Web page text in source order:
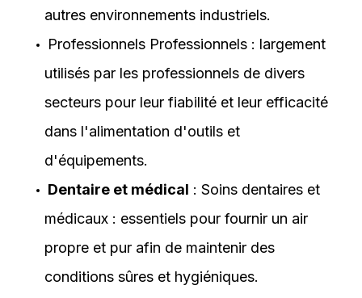
autres environnements industriels.
Professionnels Professionnels : largement
utilisés par les professionnels de divers
secteurs pour leur fiabilité et leur efficacité
dans l'alimentation d'outils et
d'équipements.
Dentaire et médical : Soins dentaires et
médicaux : essentiels pour fournir un air
propre et pur afin de maintenir des
conditions sûres et hygiéniques.